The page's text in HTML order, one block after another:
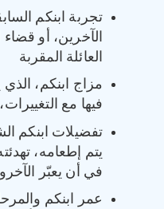
تجربة ابنكم
الآخرين، أو
العائلة المقربة
مزاج ابنكم،
فيها مع
تفضيلات ابنكم
يتم إطعامه،
في أن يعبّر
عمر ابنكم